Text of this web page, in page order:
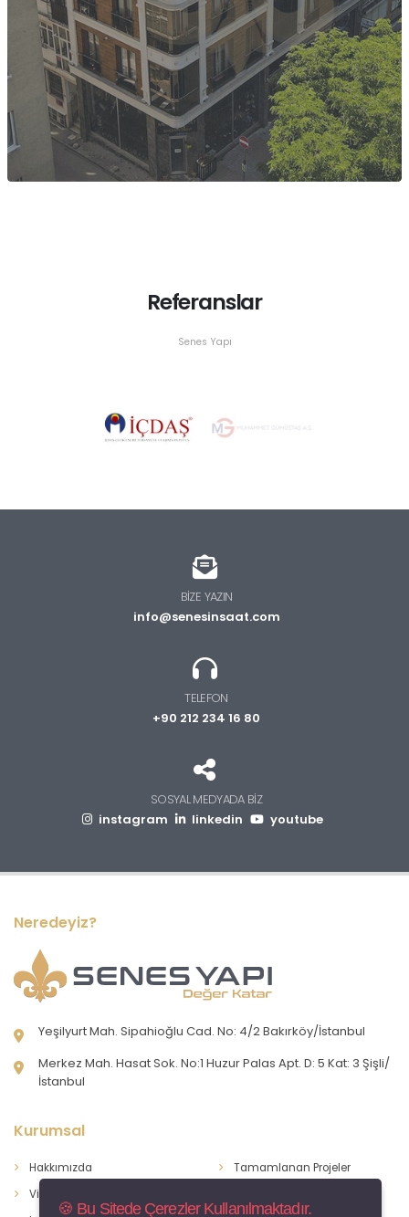
Referanslar
Senes Yapı
BIZE YAZIN
info@senesinsaat.com
TELEFON
+90 212 234 16 80
SOSYAL MEDYADA BIZ
instagram
linkedin youtube
Neredeyiz?
Yeşilyurt Mah. Sipahioğlu Cad. No: 4/2 Bakırköy/İstanbul
Merkez Mah. Hasat Sok. No:1 Huzur Palas Apt. D: 5 Kat: 3 Şişli/
İstanbul
Kurumsal
Hakkımızda
Vizyon & Misyon
Tamamlanan Projeler
🍪 Bu Sitede Çerezler Kullanılmaktadır.